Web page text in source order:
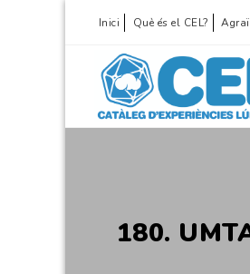
Inici Què és el CEL?
180.